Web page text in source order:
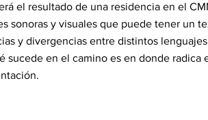
el resultado de una residencia en el
sonoras y visuales que puede tener un
y divergencias entre distintos
sucede en el camino es en donde radica